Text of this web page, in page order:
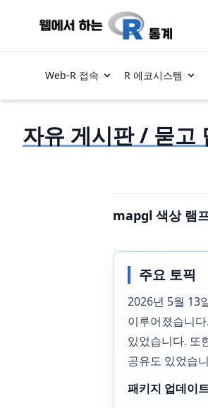
Web-R 접속 R 에코시스템
자유 게시판 / 묻고
mapgl 색상 램
주요 토픽
2026년 5월 13
이루어졌습니
있었습니다. 또
공유도 있었습
패키지 업데이